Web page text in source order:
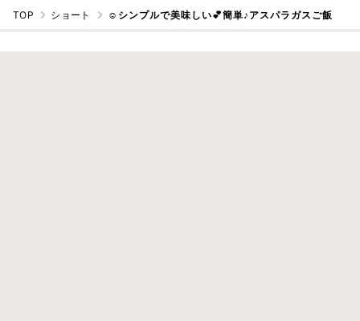
TOP ショート ☺️シンプルで美味しい💕簡単♪アスパラガスご飯